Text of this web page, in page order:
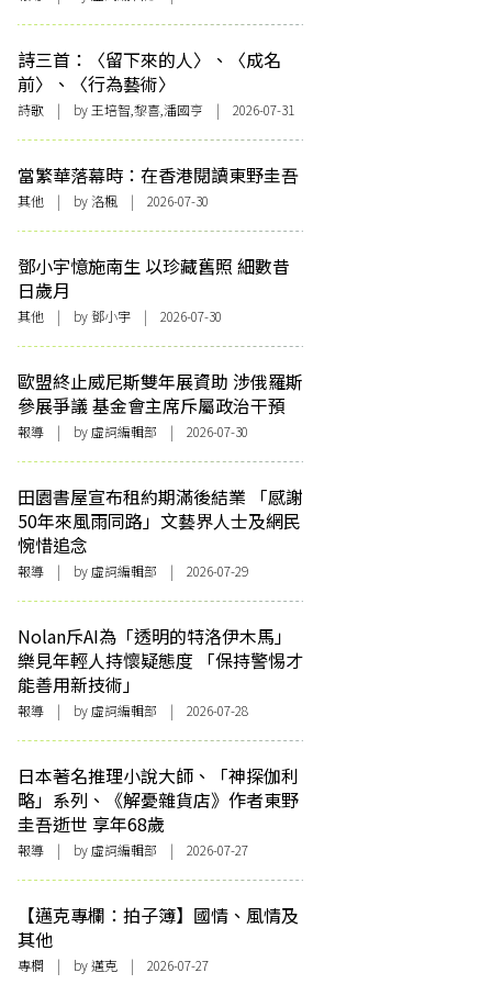
詩三首：〈留下來的人〉、〈成名
前〉、〈行為藝術〉
詩歌 | by 王培智,黎喜,潘國亨 | 2026-07-31
當繁華落幕時：在香港閱讀東野圭吾
其他 | by洛楓 | 2026-07-30
鄧小宇憶施南生 以珍藏舊照 細數昔
日歲月
其他 | by 鄧小宇 | 2026-07-30
歐盟終止威尼斯雙年展資助 涉俄羅斯
參展爭議 基金會主席斥屬政治干預
報導 | by 虛詞編輯部 | 2026-07-30
田園書屋宣布租約期滿後結業 「感謝
50年來風雨同路」文藝界人士及網民
惋惜追念
報導 | by 虛詞編輯部 | 2026-07-29
Nolan斥AI為「透明的特洛伊木馬」
樂見年輕人持懷疑態度 「保持警惕才
能善用新技術」
報導 | by 虛詞編輯部 | 2026-07-28
日本著名推理小說大師、「神探伽利
略」系列、《解憂雜貨店》作者東野
圭吾逝世 享年68歲
報導 | by 虛詞編輯部 | 2026-07-27
【邁克專欄：拍子簿】國情、風情及
其他
專欄 | by邁克 | 2026-07-27